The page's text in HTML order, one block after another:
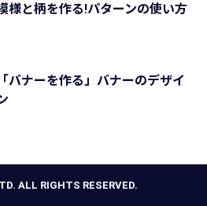
様と柄を作る!パターンの使い方
「バナーを作る」バナーのデザイ
ALL RIGHTS RESERVED.